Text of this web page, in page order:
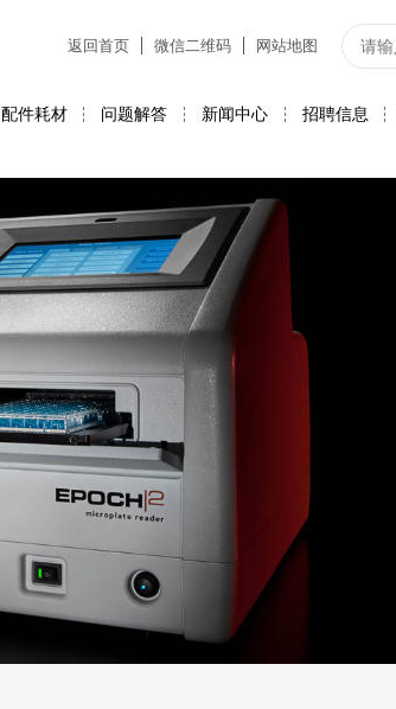
返回首页 微信二维码 网站地图
配件耗材 问题解答 新闻中心 招聘信息